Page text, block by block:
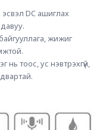
DC ашиглах
жижиг
нь тоос, ус нэвтрэхгүй,